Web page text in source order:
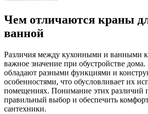
Чем отличаются краны
ванной
Различия между кухонными и ванными
важное значение при обустройстве дома.
обладают разными функциями и
особенностями, что обусловливает их
помещениях. Понимание этих различий
правильный выбор и обеспечить
сантехники.